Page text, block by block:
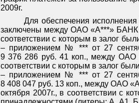
2009г.
Для обеспечения
заключены между ОАО «А***» БАНК
соответствии с которым в залог
– приложением № *** от 27
9 376 286 руб. 41 коп., между
соответствии с которым в залог
– приложением № *** от 27
8 408 047 руб. 13 коп., между ОАО
октября 2007г., в соответствии с